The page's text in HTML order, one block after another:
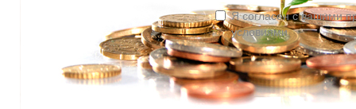
Я согласен с вашими
условиями
Отправляя эту форму, вы принимаете нашу политику
Отправить